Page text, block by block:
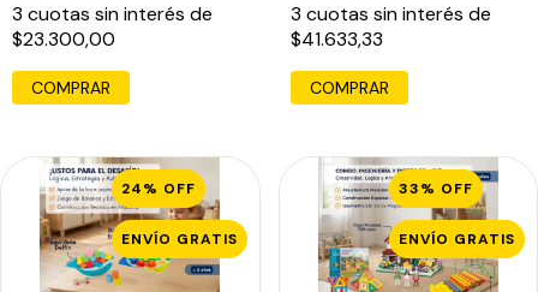
3 cuotas sin interés de
$23.300,00
3 cuotas sin interés de
$41.633,33
24% OFF
ENVÍO GRATIS
33% OFF
ENVÍO GRATIS